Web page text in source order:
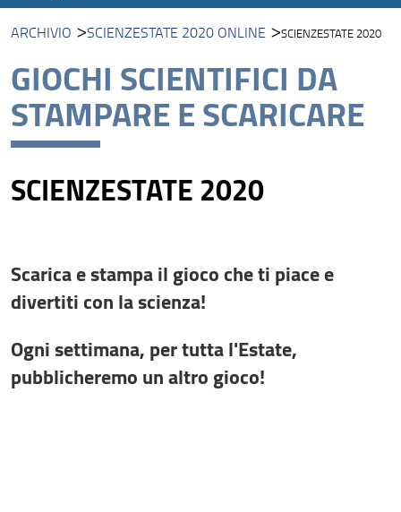
ARCHIVIO SCIENZESTATE 2020 ONLINE SCIENZESTATE 2020
GIOCHI SCIENTIFICI DA
STAMPARE E SCARICARE
SCIENZESTATE 2020
Scarica e stampa il gioco che ti piace e
divertiti con la scienza!
Ogni settimana, per tutta l'Estate,
pubblicheremo un altro gioco!
Concorso Buona Idea! 2026
ScienzEstate 2026
Openlab a Didacta 2026
Eventi
Eventi di altri Enti e Strutture Unifi
La Scienza per tutti
Liberatorie per foto e video